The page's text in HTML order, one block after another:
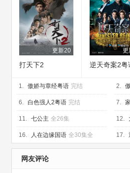
更新20
打天下2
更
逆天奇案2粤
1. 傲娇与章经粤语 完结 2.
6. 白色强人2粤语 完结 7.
11. 七公主 全26集 12.
16. 人在边缘国语 全30集全 17.
网友评论